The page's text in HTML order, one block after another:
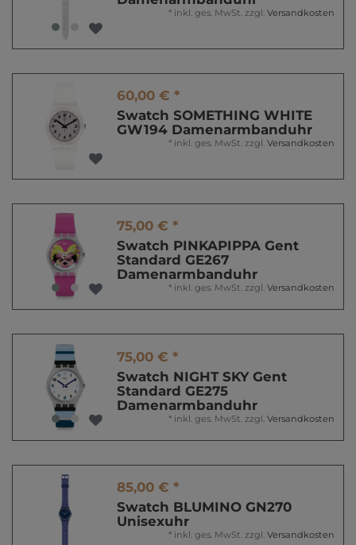
* inkl. ges. MwSt. zzgl. Versandkosten
60,00 € *
Swatch SOMETHING WHITE
GW194 Damenarmbanduhr
* inkl. ges. MwSt. zzgl. Versandkosten
75,00 € *
Swatch PINKAPIPPA Gent
Standard GE267
Damenarmbanduhr
* inkl. ges. MwSt. zzgl. Versandkosten
75,00 € *
Swatch NIGHT SKY Gent
Standard GE275
Damenarmbanduhr
* inkl. ges. MwSt. zzgl. Versandkosten
85,00 € *
Swatch BLUMINO GN270
Unisexuhr
* inkl. ges. MwSt. zzgl. Versandkosten